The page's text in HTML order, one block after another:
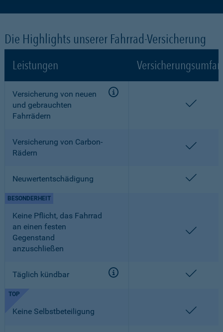
Die Highlights unserer Fahrrad-Versicherung
Leistungen
Versicherung von neuen
und gebrauchten
Fahrrädern
Versicherung von Carbon-
Rädern
Neuwertentschädigung
Keine Pflicht, das Fahrrad
an einen festen
Gegenstand
anzuschließen
BESONDERHEIT
Täglich kündbar
TOP
Keine Selbstbeteiligung